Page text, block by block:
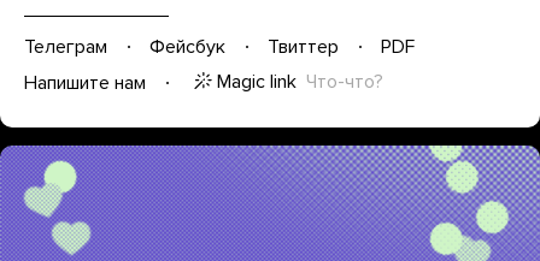
Телеграм Фейсбук Твиттер
PDF
Напишите нам
Magic link Что-что?